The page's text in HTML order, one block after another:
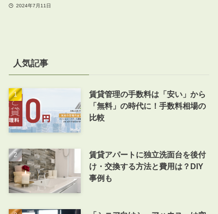
2024年7月11日
人気記事
賃貸管理の手数料は「安い」から
「無料」の時代に！手数料相場の
比較
賃貸アパートに独立洗面台を後付
け・交換する方法と費用は？DIY
事例も